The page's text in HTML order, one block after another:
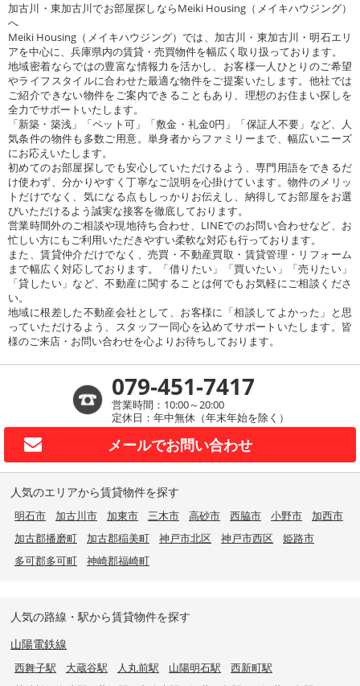
加古川・東加古川でお部屋探しならMeiki Housing（メイキハウジング）
へ
Meiki Housing（メイキハウジング）では、加古川・東加古川・明石エリ
アを中心に、兵庫県内の賃貸・売買物件を幅広く取り扱っております。
地域密着ならではの豊富な情報力を活かし、お客様一人ひとりのご希望
やライフスタイルに合わせた最適な物件をご提案いたします。他社では
ご紹介できない物件をご案内できることもあり、理想のお住まい探しを
全力でサポートいたします。
「新築・築浅」「ペット可」「敷金・礼金0円」「保証人不要」など、人
気条件の物件も多数ご用意。単身者からファミリーまで、幅広いニーズ
にお応えいたします。
初めてのお部屋探しでも安心していただけるよう、専門用語をできるだ
け使わず、分かりやすく丁寧なご説明を心掛けています。物件のメリッ
トだけでなく、気になる点もしっかりお伝えし、納得してお部屋をお選
びいただけるよう誠実な接客を徹底しております。
営業時間外のご相談や現地待ち合わせ、LINEでのお問い合わせなど、お
忙しい方にもご利用いただきやすい柔軟な対応も行っております。
また、賃貸仲介だけでなく、売買・不動産買取・賃貸管理・リフォーム
まで幅広く対応しております。「借りたい」「買いたい」「売りたい」
「貸したい」など、不動産に関することは何でもお気軽にご相談くださ
い。
地域に根差した不動産会社として、お客様に「相談してよかった」と思
っていただけるよう、スタッフ一同心を込めてサポートいたします。皆
様のご来店・お問い合わせを心よりお待ちしております。
079-451-7417
営業時間：10:00～20:00
定休日：年中無休（年末年始を除く）
メールでお問い合わせ
人気のエリアから賃貸物件を探す
明石市 加古川市 加東市 三木市 高砂市 西脇市 小野市
加西市
加古郡播磨町
加古郡稲美町 神戸市北区 神戸市西区
姫路市
多可郡多可町
神崎郡福崎町
人気の路線・駅から賃貸物件を探す
山陽電鉄線
西舞子駅 大蔵谷駅 人丸前駅 山陽明石駅
西新町駅